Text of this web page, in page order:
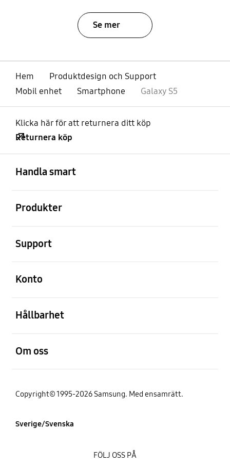
Se mer
Hem
Produktdesign och Support
Mobil enhet
Smartphone Galaxy S5
Klicka här för att returnera ditt köp
Returnera köp
Handla smart
Produkter
Support
Konto
Hållbarhet
Om oss
Copyright© 1995-2026 Samsung. Med ensamrätt.
Sverige/Svenska
FÖLJ OSS PÅ